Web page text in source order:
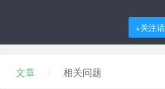
+关注
文章 相关问题